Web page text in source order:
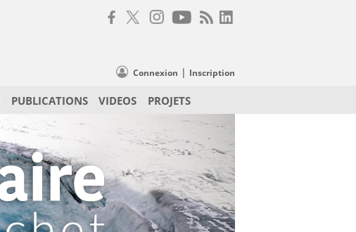
Connexion | Inscription
PUBLICATIONS VIDEOS PROJETS